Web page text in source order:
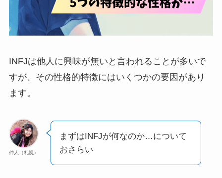
INFJは他人に興味が無いと言われることが多いで
すが、その性格的特徴にはいくつかの要因があり
ます。
仲人（札幌）
まずはINFJが何なのか…について
おさらい